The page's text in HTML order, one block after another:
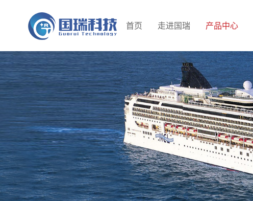
首页 走进国瑞 产品中心